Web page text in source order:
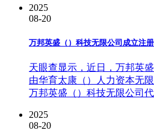
2025
08-20
万邦英盛（）科技无限公司成立注
天眼查显示，近日，万邦英
由华育太康（）人力资本无
万邦英盛（）科技无限公司
2025
08-20